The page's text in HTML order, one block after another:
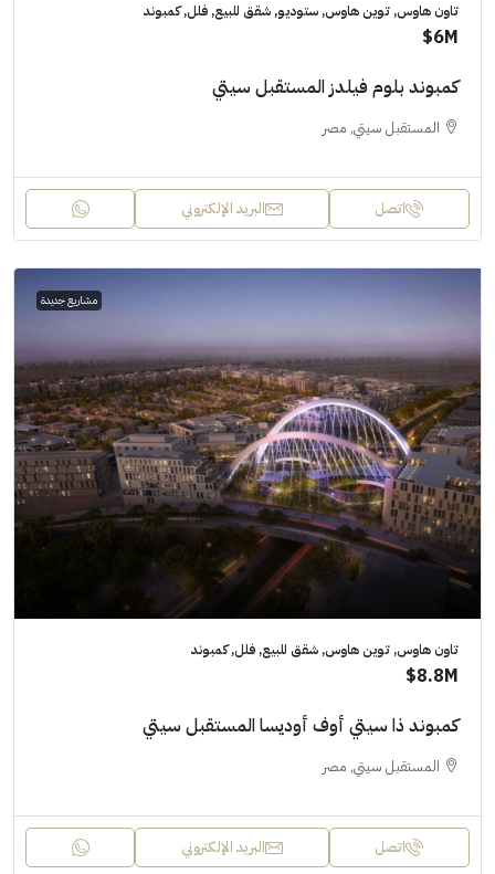
تاون هاوس, توين هاوس, ستوديو, شقق للبيع, فلل, كمبوند
6M$
كمبوند بلوم فيلدز المستقبل سيتي
المستقبل سيتي, مصر
اتصل البريد الإلكتروني
مشاريع جديدة
تاون هاوس, توين هاوس, شقق للبيع, فلل, كمبوند
8.8M$
كمبوند ذا سيتي أوف أوديسا المستقبل سيتي
المستقبل سيتي, مصر
اتصل البريد الإلكتروني